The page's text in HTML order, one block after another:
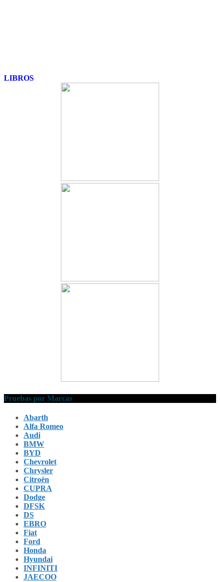
LIBROS
Pruebas por Marcas
Abarth
Alfa Romeo
Audi
BMW
BYD
Chevrolet
Chrysler
Citroën
CUPRA
Dodge
DFSK
DS
EBRO
Fiat
Ford
Honda
Hyundai
INFINITI
JAECOO